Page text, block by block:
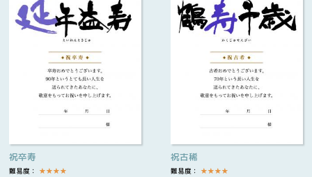
祝卒寿
難易度： ★★★★
祝古稀
難易度： ★★★★